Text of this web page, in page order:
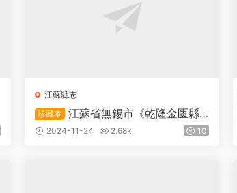
江蘇縣志
珍藏本 江蘇省無錫市《乾隆金匮縣
志》二十卷 清王允謙修 華希闵纂P
2024-11-24 2.68k 10